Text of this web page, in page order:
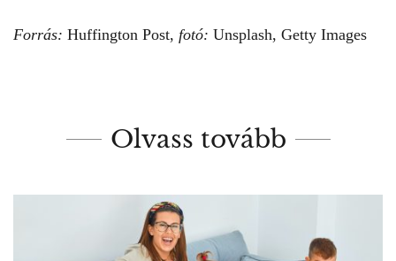
Forrás: Huffington Post, fotó: Unsplash, Getty Images
Olvass tovább